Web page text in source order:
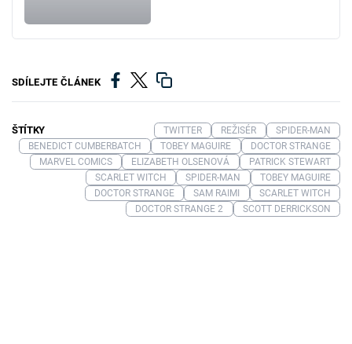
SDÍLEJTE ČLÁNEK
ŠTÍTKY TWITTER REŽISÉR
SPIDER-MAN
BENEDICT CUMBERBATCH
TOBEY MAGUIRE
DOCTOR STRANGE
MARVEL COMICS
ELIZABETH OLSENOVÁ
PATRICK STEWART
SCARLET WITCH
SPIDER-MAN
TOBEY MAGUIRE
DOCTOR STRANGE
SAM RAIMI
SCARLET WITCH
DOCTOR STRANGE 2
SCOTT DERRICKSON